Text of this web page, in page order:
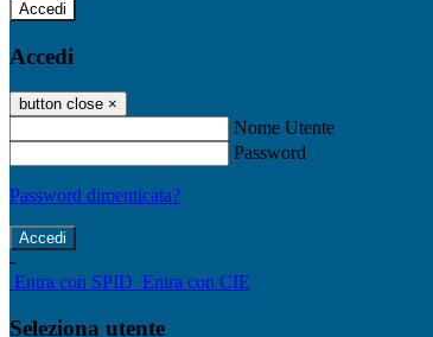
Accedi
Accedi
button close ×
Nome Utente
Password
Password dimenticata?
-
Entra con SPID Entra con CIE
Seleziona utente